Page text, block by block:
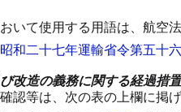
いて使用する用語は、 航空
和二十七年運輸省令第五十
改造の義務に関する経過措置
認等は、次の表の上欄に掲